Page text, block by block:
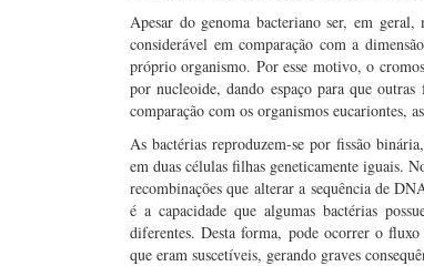
Apesar do genoma bacteriano ser, em
considerável em comparação com a
próprio organismo. Por esse motivo, o
por nucleoide, dando espaço para que
comparação com os organismos eucariontes,
As bactérias reproduzem-se por fissão
em duas células filhas geneticamente iguais.
recombinações que alterar a sequência de
é a capacidade que algumas bactérias
diferentes. Desta forma, pode ocorrer o fluxo
que eram suscetíveis, gerando graves